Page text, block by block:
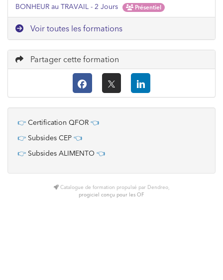
BONHEUR au TRAVAIL - 2 Jours Présentiel
Voir toutes les formations
Partager cette formation
👉 Certification QFOR 👈
👉 Subsides CEP 👈
👉 Subsides ALIMENTO 👈
Catalogue de formation propulsé par Dendreo,
progiciel conçu pour les OF